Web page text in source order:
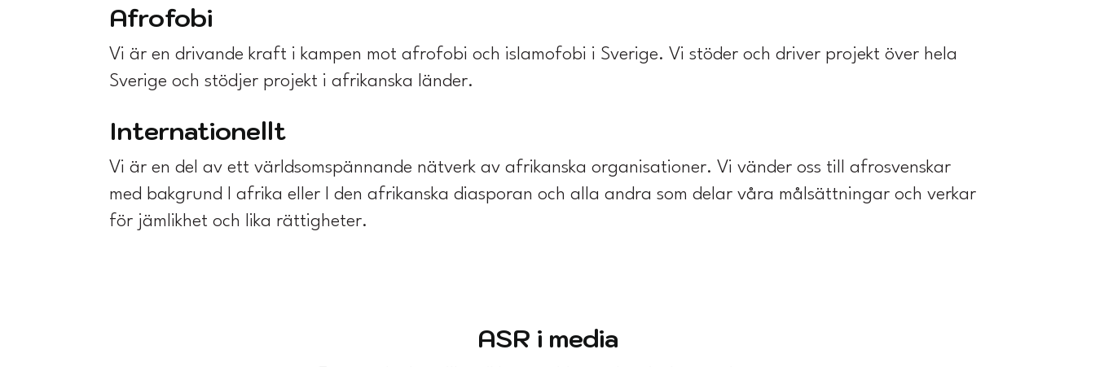
Afrofobi
Vi är en drivande kraft i kampen mot afrofobi och islamofobi i Sverige. Vi stöder och driver projekt över hela
Sverige och stödjer projekt i afrikanska länder.
Internationellt
Vi är en del av ett världsomspännande nätverk av afrikanska organisationer. Vi vänder oss till afrosvenskar
med bakgrund I afrika eller I den afrikanska diasporan och alla andra som delar våra målsättningar och verkar
för jämlikhet och lika rättigheter.
ASR i media